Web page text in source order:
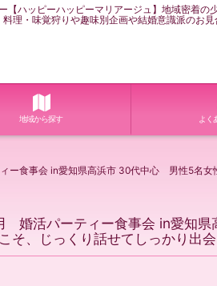
【ハッピーハッピーマリアージュ】地域密着
料理・味覚狩りや趣味別企画や結婚意識派のお
地域から探す よく
食事会 in愛知県高浜市 30代中心 男性5名女
活パーティー食事会 in愛知
そ、じっくり話せてしっかり出